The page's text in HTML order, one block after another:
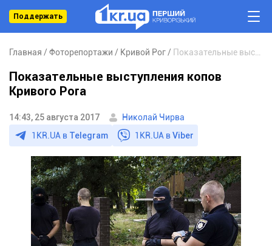
Поддержать
Главная Фоторепортажи Кривой Рог
Показательные выступления копов
Кривого Рога
14:43, 25 августа 2017
Николай Чирва
1KR.UA в Telegram 1KR.UA вViber